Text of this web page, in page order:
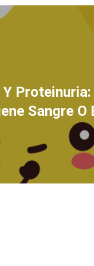
Proteinuria:
Sangre O